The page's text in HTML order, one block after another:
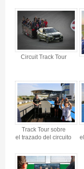
Circuit Track Tour
Track Tour sobre
el trazado del circuito